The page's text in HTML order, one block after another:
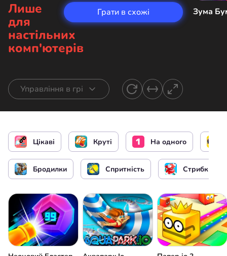
Лише
для
настільних
комп'ютерів
Грати в схожі Зума
Управління в грі
Управління героєм чи
Цікаві Круті На одного
Бродилки Спритність Стрибки